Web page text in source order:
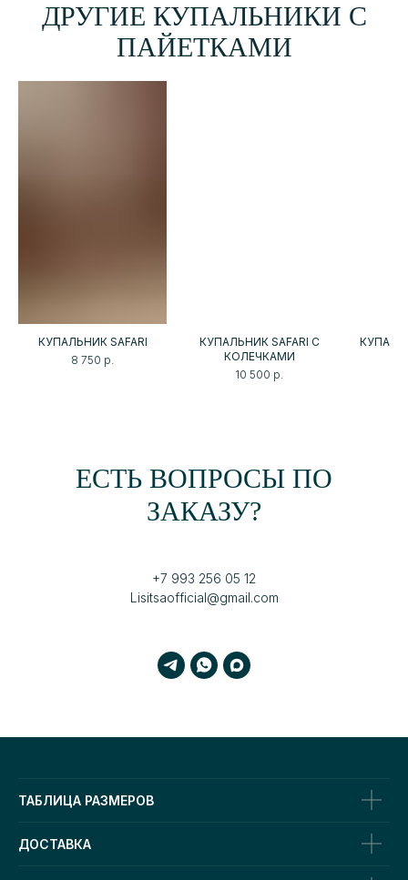
ДРУГИЕ КУПАЛЬНИКИ С
ПАЙЕТКАМИ
КУПАЛЬНИК SAFARI
8 750 р.
КУПАЛЬНИК SAFARI С
КОЛЕЧКАМИ
10 500 р.
ЕСТЬ ВОПРОСЫ ПО
ЗАКАЗУ?
+7 993 256 05 12
Lisitsaofficial@gmail.com
ТАБЛИЦА РАЗМЕРОВ
ДОСТАВКА